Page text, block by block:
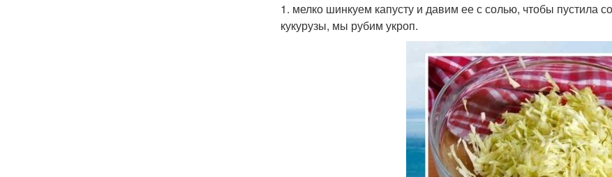
1. мелко шинкуем капусту и давим ее с солью, чтобы пустила
кукурузы, мы рубим укроп.